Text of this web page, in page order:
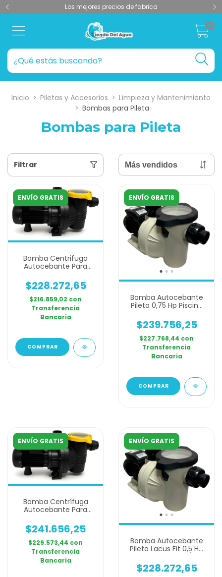
Los mejores precios de fabrica
0
Inicio > Piletas y Accesorios > Limpieza y Mantenimiento
> Bombas para Pileta
Bombas para Pileta
Filtrar
ENVÍO GRATIS
Bomba Centrifuga
Autocebante Para
Lacus Puelche Pl 50 0,5
Hp | | 12.300 Lts/hora |
Monofásica |
$228.272,65
$216.859,02 con
Transferencia
Bancaria
ENVÍO GRATIS
Bomba Autocebante
Pileta 0,75 Hp Piscina
$239.756,25
$227.768,44 con
Transferencia
Bancaria
ENVÍO GRATIS
Bomba Centrífuga
Autocebante Para
Puelche Pl 75 Potencia
3/4 Hp Monofásica
Piscina
$241.656,25
$229.573,44 con
Transferencia
Bancaria
ENVÍO GRATIS
Bomba Autocebante
Pileta Lacus Fit 0,5 Hp
$228.272,65